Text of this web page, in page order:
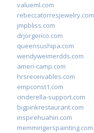
valueml.com
rebeccatorresjewelry.com
jmpbliss.com
drjorgerico.com
queensushipa.com
wendyweimerdds.com
ameri-camp.com
hrsreceivables.com
empconst1.com
cinderella-support.com
bigpinkrestaurant.com
inspirehuahin.com
memmingerspainting.com